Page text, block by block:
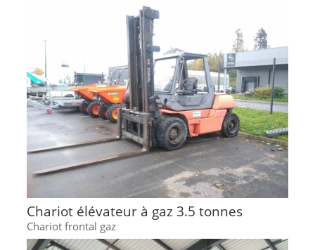
Chariot élévateur à gaz 3.5 tonnes
Chariot frontal gaz